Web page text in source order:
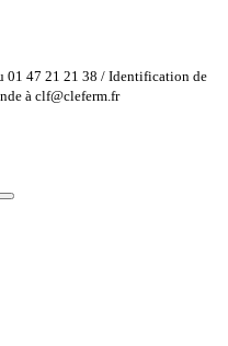
01 47 21 21 38 / Identification de
à clf@cleferm.fr